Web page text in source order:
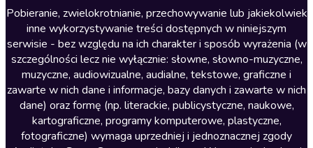
Literatura anglojęzyczna
Literatura faktu
Literatura obyczajowa
Literatura piękna obca
Literatura piękna polska
Nagrania relaksacyjne
Pobieranie, zwielokrotnianie, przechowywanie lub jakiekolwiek
inne wykorzystywanie treści dostępnych w niniejszym
serwisie - bez względu na ich charakter i sposób wyrażenia (w
szczególności lecz nie wyłącznie: słowne, słowno-muzyczne,
muzyczne, audiowizualne, audialne, tekstowe, graficzne i
zawarte w nich dane i informacje, bazy danych i zawarte w nich
dane) oraz formę (np. literackie, publicystyczne, naukowe,
kartograficzne, programy komputerowe, plastyczne,
fotograficzne) wymaga uprzedniej i jednoznacznej zgody